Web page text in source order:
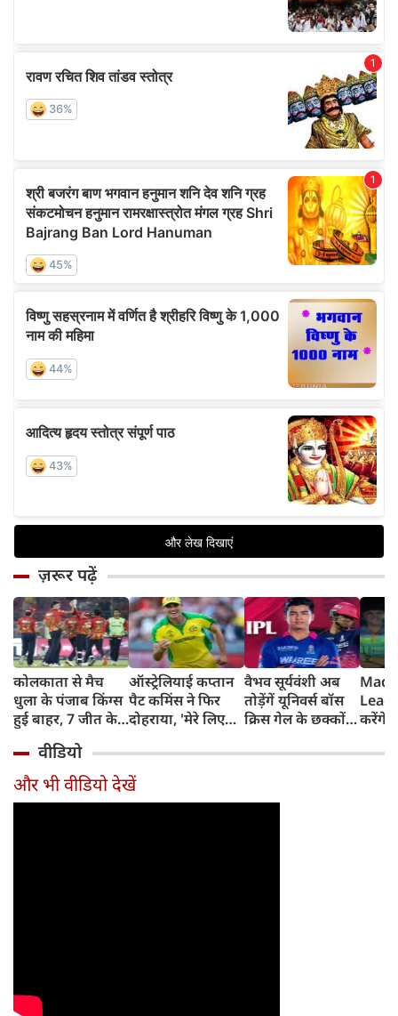
ज़रूर पढ़ें
कोलकाता से मैच
धुला के पंजाब किंग्स
हुई बाहर, 7 जीत के
ऑस्ट्रेलियाई कप्तान
पैट कमिंस ने फिर
दोहराया, 'मेरे लिए
वैभव सूर्यवंशी अब
तोड़ेंगें यूनिवर्स बॉस
क्रिस गेल के छक्कों
करेंगे
टीम में
वीडियो
और भी वीडियो देखें